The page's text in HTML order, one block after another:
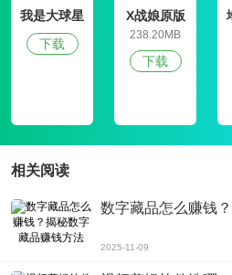
我是大球星
下载
X战娘原版
238.20MB
下载
相关阅读
数字藏品怎么赚钱
2025-11-09